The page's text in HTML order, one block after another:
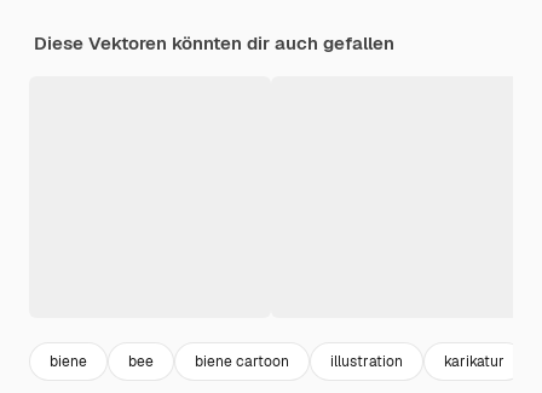
Diese Vektoren könnten dir auch gefallen
biene bee biene cartoon illustration karikatur